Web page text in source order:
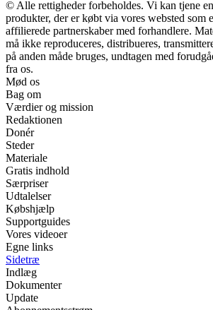
© Alle rettigheder forbeholdes. Vi kan tjene
produkter, der er købt via vores websted som
affilierede partnerskaber med forhandlere.
må ikke reproduceres, distribueres,
på anden måde bruges, undtagen med
fra os.
Mød os
Bag om
Værdier og mission
Redaktionen
Donér
Steder
Materiale
Gratis indhold
Særpriser
Udtalelser
Købshjælp
Supportguides
Vores videoer
Egne links
Sidetræ
Indlæg
Dokumenter
Update